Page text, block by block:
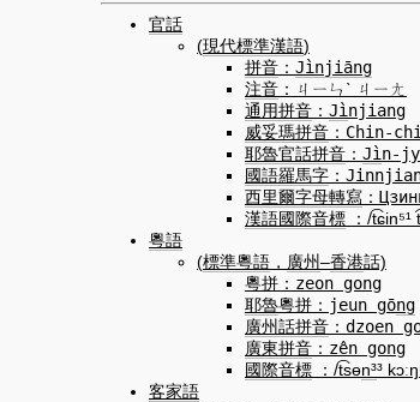
官話
(現代標準漢語)
拼音 ： Jìnjiāng
注音 ： ㄐㄧㄣˋ ㄐㄧㄤ
通用拼音 ： Jì njiang
威妥瑪拼音 ： Chin-
耶魯官話拼音 ： Jì n-jy
國語羅馬字 ：
西里爾字母轉寫 ：
漢語國際音標 ： /t͡ɕin⁵¹
粵語
(標準粵語 ， 廣州–香港話)
粵拼 ： zeon gong
耶魯粵拼 ： jeun gōng
廣州話拼音 ： dzoen
廣東拼音 ： zên gong
國際音標
： /t͡sɵn³³ kɔːŋ
客家語